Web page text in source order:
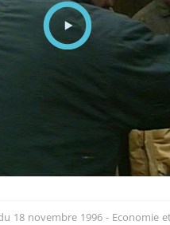
18 novembre 1996 - Economie